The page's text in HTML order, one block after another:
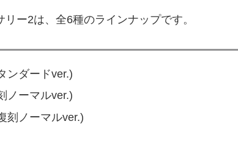
ー2は、全6種のラインナップです。
ンダードver.)
ノーマルver.)
刻ノーマルver.)